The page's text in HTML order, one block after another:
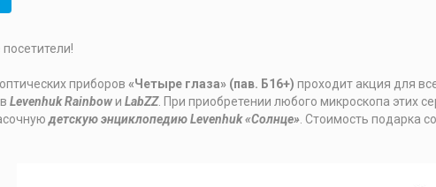
приборов «Четыре глаза» (пав. Б16+) проходит акция для
Levenhuk Rainbowи LabZZ. При приобретении любого микроскопа этих
детскую энциклопедию Levenhuk «Солнце» . Стоимость подарка